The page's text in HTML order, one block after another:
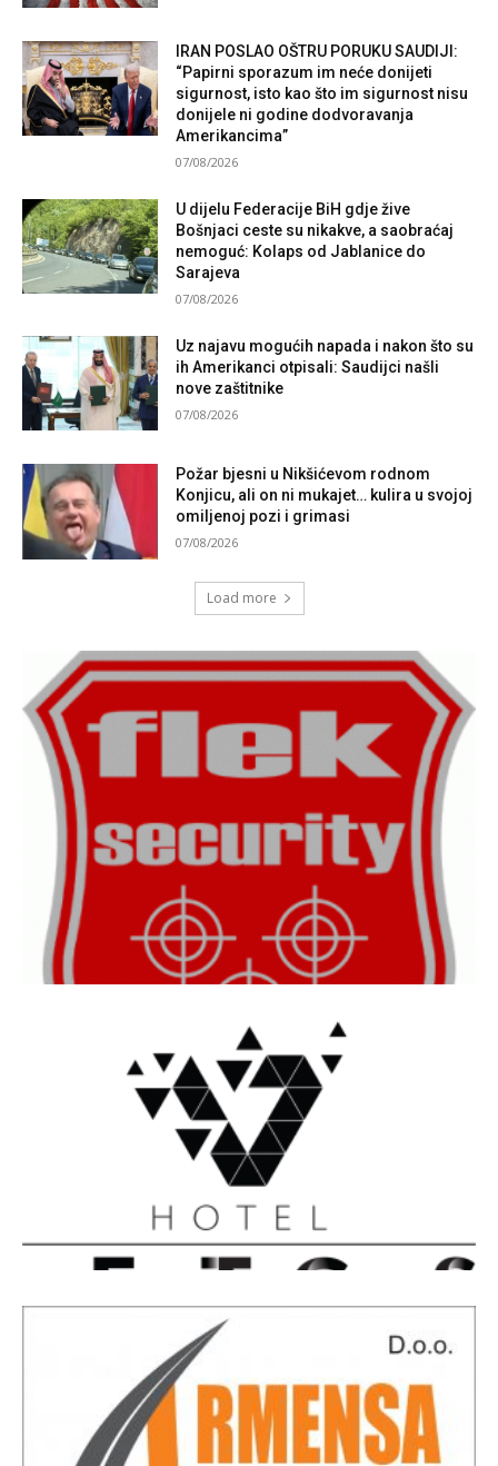
IRAN POSLAO OŠTRU PORUKU SAUDIJI:
“Papirni sporazum im neće donijeti
sigurnost, isto kao što im sigurnost nisu
donijele ni godine dodvoravanja
Amerikancima”
07/08/2026
U dijelu Federacije BiH gdje žive
Bošnjaci ceste su nikakve, a saobraćaj
nemoguć: Kolaps od Jablanice do
Sarajeva
07/08/2026
Uz najavu mogućih napada i nakon što su
ih Amerikanci otpisali: Saudijci našli
nove zaštitnike
07/08/2026
Požar bjesni u Nikšićevom rodnom
Konjicu, ali on ni mukajet… kulira u svojoj
omiljenoj pozi i grimasi
07/08/2026
Load more